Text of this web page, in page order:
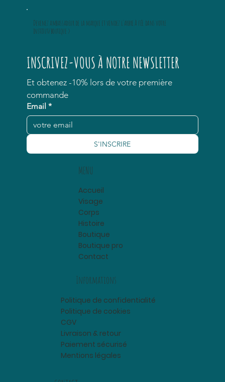
MENU
Accueil
Visage
Corps
Histoire
Boutique
Boutique pro
Contact
Informations
Politique de confidentialité
Politique de cookies
CGV
Livraison & retour
Paiement sécurisé
Mentions légales
INSCRIVEZ-VOUS À NOTRE NEWSLETTER
Et obtenez -10% lors de votre première
commande
Email *
S'INSCRIRE
Devenez ambassadeurde la marque et vendez l'arbre à fée dans votre
institut/boutique >